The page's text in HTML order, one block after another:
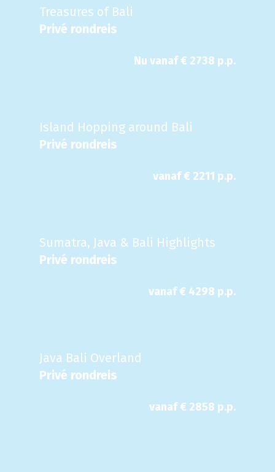
Treasures of Bali
Privé rondreis
Nu vanaf € 2738 p.p.
Island Hopping around Bali
Privé rondreis
vanaf € 2211 p.p.
Sumatra, Java & Bali Highlights
Privé rondreis
vanaf € 4298 p.p.
Java Bali Overland
Privé rondreis
vanaf € 2858 p.p.